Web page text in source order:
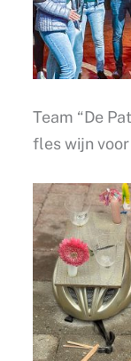
Team “De
fles wijn